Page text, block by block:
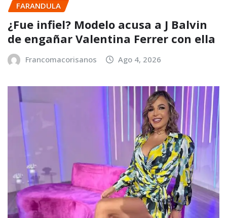
FARANDULA
¿Fue infiel? Modelo acusa a J Balvin
de engañar Valentina Ferrer con ella
Francomacorisanos Ago 4, 2026